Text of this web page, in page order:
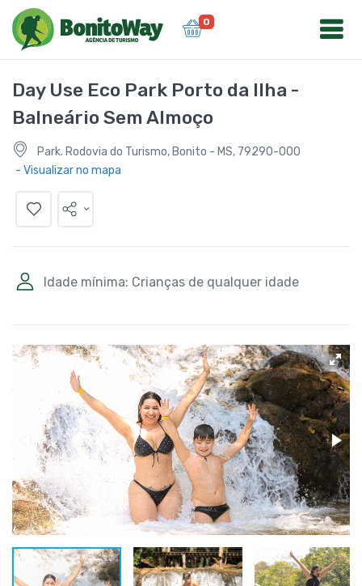
0
Day Use Eco Park Porto da Ilha -
Balneário Sem Almoço
Park. Rodovia do Turismo, Bonito - MS, 79290-000
- Visualizar no mapa
Idade mínima: Crianças de qualquer idade